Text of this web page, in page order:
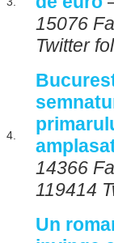
15076
Twitter
4.
14366
119414
Un